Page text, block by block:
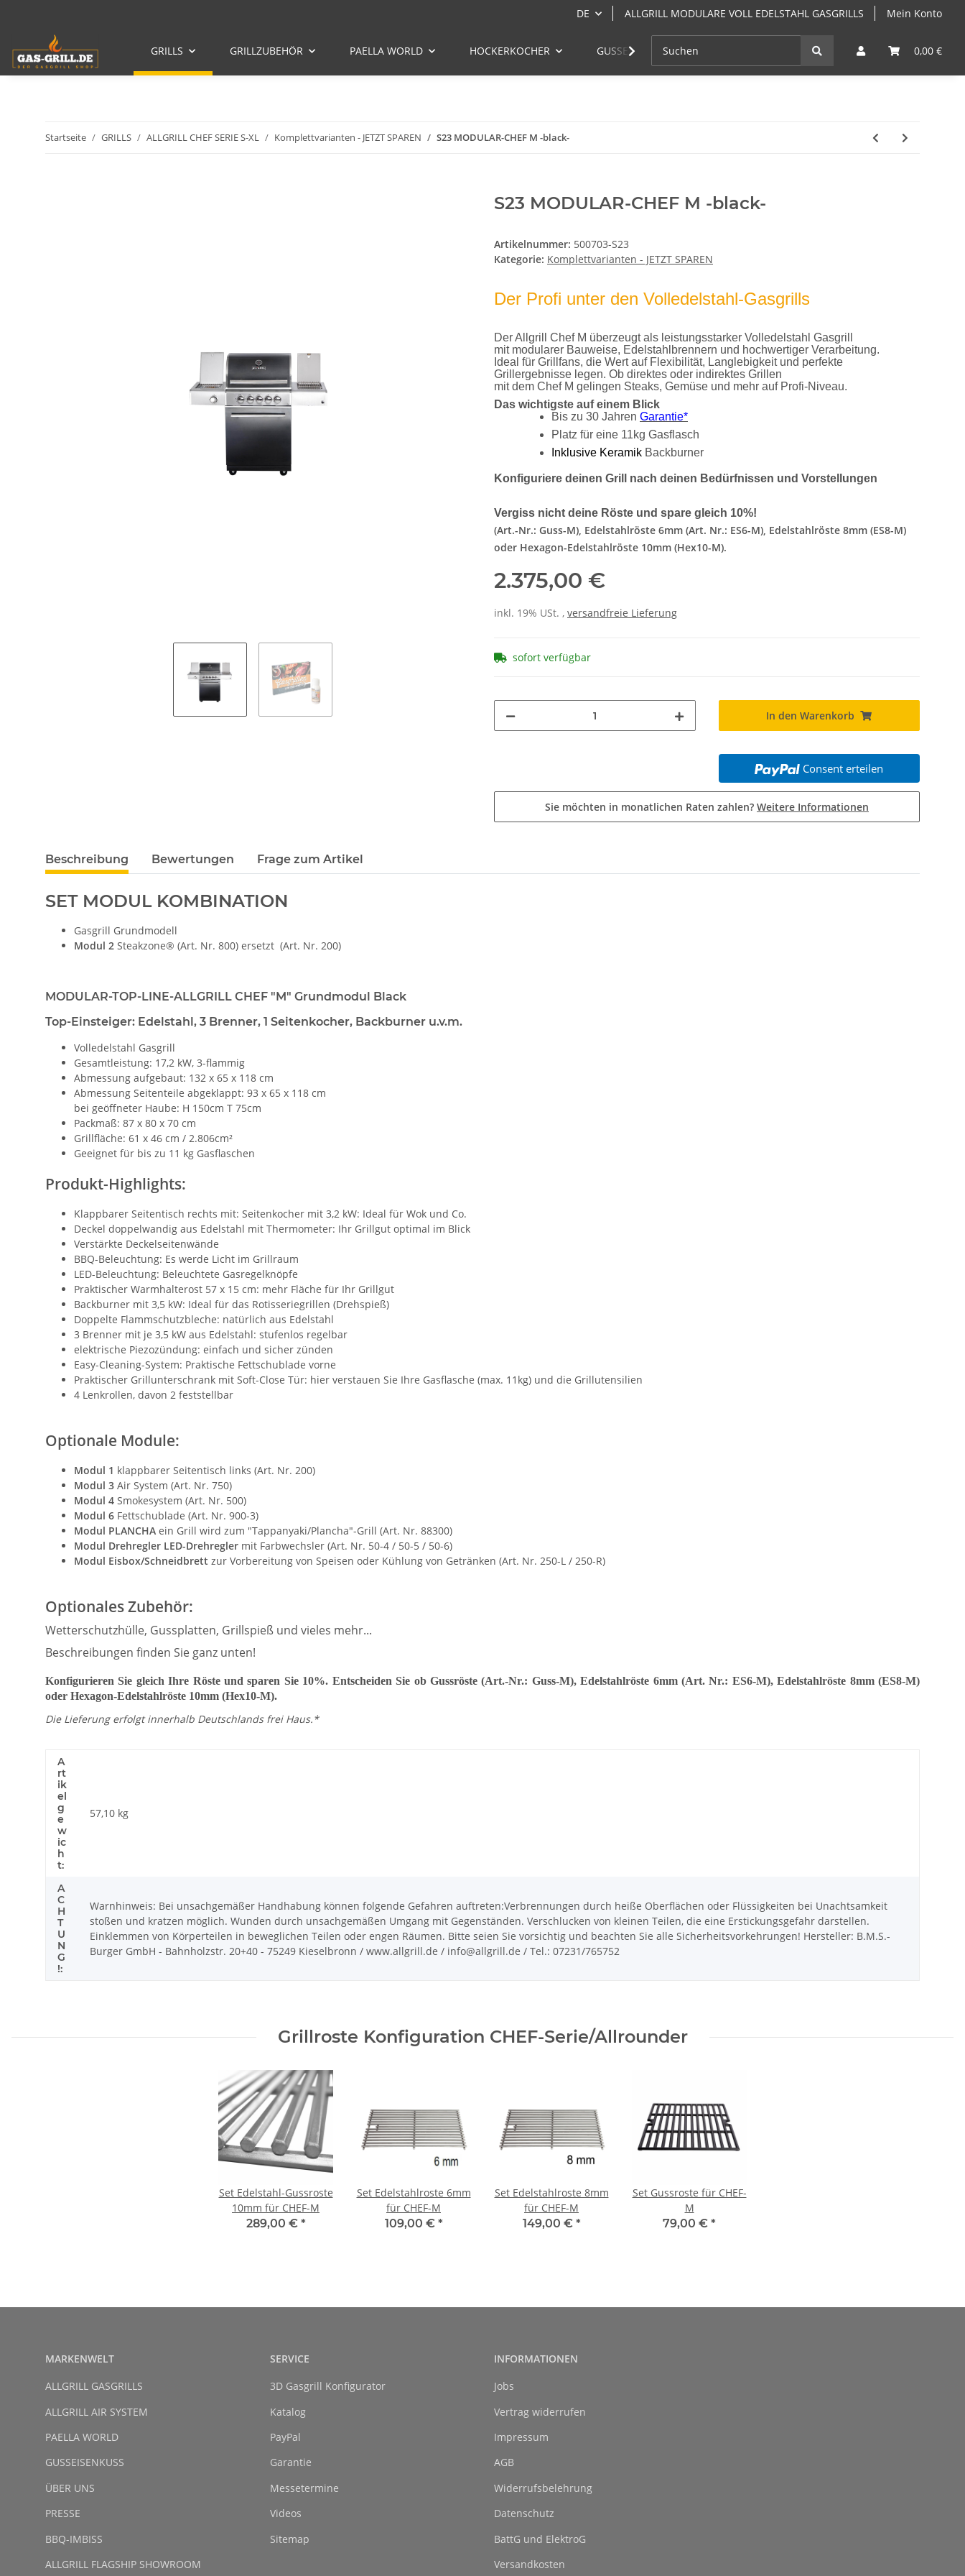
DE ALLGRILL MODULARE VOLL EDELSTAHL GASGRILLS Mein Konto
0,00 €
GRILLS GRILLZUBEHÖR PAELLA WORLD HOCKERKOCHER GUSSEISEN ANGEBOTE GRILLKURSE & GRILLSEMINARE
Startseite GRILLS ALLGRILL CHEF SERIE S-XL Komplettvarianten - JETZT SPAREN S23 MODULAR-CHEF M -black-
S23 MODULAR-CHEF M -black-
Artikelnummer: 500703-S23
Kategorie: Komplettvarianten - JETZT SPAREN
Der Profi unter den Volledelstahl-Gasgrills
Der Allgrill Chef M überzeugt als leistungsstarker Volledelstahl Gasgrill
mit modularer Bauweise, Edelstahlbrennern und hochwertiger Verarbeitung.
Ideal für Grillfans, die Wert auf Flexibilität, Langlebigkeit und perfekte
Grillergebnisse legen. Ob direktes oder indirektes Grillen
mit dem Chef M gelingen Steaks, Gemüse und mehr auf Profi-Niveau.
Das wichtigste auf einem Blick
Bis zu 30 Jahren Garantie*
Platz für eine 11kg Gasflasch
Inklusive Keramik Backburner
Konfiguriere deinen Grill nach deinen Bedürfnissen und Vorstellungen
Vergiss nicht deine Röste und spare gleich 10%!
(Art.-Nr.: Guss-M), Edelstahlröste 6mm (Art. Nr.: ES6-M), Edelstahlröste 8mm (ES8-M)
oder Hexagon-Edelstahlröste 10mm (Hex10-M).
2.375,00 €
inkl. 19% USt. , versandfreie Lieferung
sofort verfügbar
In den Warenkorb
Consent erteilen
Sie möchten in monatlichen Raten zahlen? Weitere Informationen
Beschreibung Bewertungen Frage zum Artikel
SET MODUL KOMBINATION
Gasgrill Grundmodell
Modul 2 Steakzone® (Art. Nr. 800) ersetzt (Art. Nr. 200)
MODULAR-TOP-LINE-ALLGRILL CHEF "M" Grundmodul Black
Top-Einsteiger: Edelstahl, 3 Brenner, 1 Seitenkocher, Backburner u.v.m.
Volledelstahl Gasgrill
Gesamtleistung: 17,2 kW, 3-flammig
Abmessung aufgebaut: 132 x 65 x 118 cm
Abmessung Seitenteile abgeklappt: 93 x 65 x 118 cm
bei geöffneter Haube: H 150cm T 75cm
Packmaß: 87 x 80 x 70 cm
Grillfläche: 61 x 46 cm / 2.806cm²
Geeignet für bis zu 11 kg Gasflaschen
Produkt-Highlights:
Klappbarer Seitentisch rechts mit: Seitenkocher mit 3,2 kW: Ideal für Wok und Co.
Deckel doppelwandig aus Edelstahl mit Thermometer: Ihr Grillgut optimal im Blick
Verstärkte Deckelseitenwände
BBQ-Beleuchtung: Es werde Licht im Grillraum
LED-Beleuchtung: Beleuchtete Gasregelknöpfe
Praktischer Warmhalterost 57 x 15 cm: mehr Fläche für Ihr Grillgut
Backburner mit 3,5 kW: Ideal für das Rotisseriegrillen (Drehspieß)
Doppelte Flammschutzbleche: natürlich aus Edelstahl
3 Brenner mit je 3,5 kW aus Edelstahl: stufenlos regelbar
elektrische Piezozündung: einfach und sicher zünden
Easy-Cleaning-System: Praktische Fettschublade vorne
Praktischer Grillunterschrank mit Soft-Close Tür: hier verstauen Sie Ihre Gasflasche (max. 11kg) und die Grillutensilien
4 Lenkrollen, davon 2 feststellbar
Optionale Module:
Modul 1 klappbarer Seitentisch links (Art. Nr. 200)
Modul 3 Air System (Art. Nr. 750)
Modul 4 Smokesystem (Art. Nr. 500)
Modul 6 Fettschublade (Art. Nr. 900-3)
Modul PLANCHA ein Grill wird zum "Tappanyaki/Plancha"-Grill (Art. Nr. 88300)
Modul Drehregler LED-Drehregler mit Farbwechsler (Art. Nr. 50-4 / 50-5 / 50-6)
Modul Eisbox/Schneidbrett zur Vorbereitung von Speisen oder Kühlung von Getränken (Art. Nr. 250-L / 250-R)
Optionales Zubehör:
Wetterschutzhülle, Gussplatten, Grillspieß und vieles mehr...
Beschreibungen finden Sie ganz unten!
Konfigurieren Sie gleich Ihre Röste und sparen Sie 10%. Entscheiden Sie ob Gussröste (Art.-Nr.: Guss-M), Edelstahlröste 6mm (Art. Nr.: ES6-M), Edelstahlröste 8mm (ES8-M)
oder Hexagon-Edelstahlröste 10mm (Hex10-M).
Die Lieferung erfolgt innerhalb Deutschlands frei Haus.*
A
rt
ik
el
g
e
w
ic
h
t:
57,10 kg
A
C
H
T
U
N
G
!:
Warnhinweis: Bei unsachgemäßer Handhabung können folgende Gefahren auftreten:Verbrennungen durch heiße Oberflächen oder Flüssigkeiten bei Unachtsamkeit
stoßen und kratzen möglich. Wunden durch unsachgemäßen Umgang mit Gegenständen. Verschlucken von kleinen Teilen, die eine Erstickungsgefahr darstellen.
Einklemmen von Körperteilen in beweglichen Teilen oder engen Räumen. Bitte seien Sie vorsichtig und beachten Sie alle Sicherheitsvorkehrungen! Hersteller: B.M.S.-
Burger GmbH - Bahnholzstr. 20+40 - 75249 Kieselbronn / www.allgrill.de / info@allgrill.de / Tel.: 07231/765752
Grillroste Konfiguration CHEF-Serie/Allrounder
Set Edelstahl-Gussroste
10mm für CHEF-M
289,00 € *
Set Edelstahlroste 6mm
für CHEF-M
109,00 € *
Set Edelstahlroste 8mm
für CHEF-M
149,00 € *
Set Gussroste für CHEF-
M
79,00 € *
MARKENWELT
ALLGRILL GASGRILLS
ALLGRILL AIR SYSTEM
PAELLA WORLD
GUSSEISENKUSS
ÜBER UNS
PRESSE
BBQ-IMBISS
ALLGRILL FLAGSHIP SHOWROOM
SERVICE
3D Gasgrill Konfigurator
Katalog
PayPal
Garantie
Messetermine
Videos
Sitemap
INFORMATIONEN
Jobs
Vertrag widerrufen
Impressum
AGB
Widerrufsbelehrung
Datenschutz
BattG und ElektroG
Versandkosten